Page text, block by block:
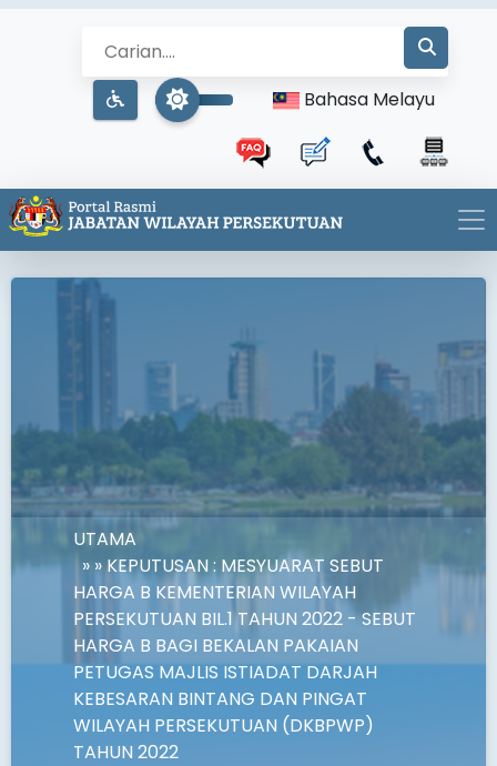
Bahasa Melayu
UTAMA
» » KEPUTUSAN : MESYUARAT SEBUT
HARGA B KEMENTERIAN WILAYAH
PERSEKUTUAN BIL.1 TAHUN 2022 - SEBUT
HARGA B BAGI BEKALAN PAKAIAN
PETUGAS MAJLIS ISTIADAT DARJAH
KEBESARAN BINTANG DAN PINGAT
WILAYAH PERSEKUTUAN (DKBPWP)
TAHUN 2022